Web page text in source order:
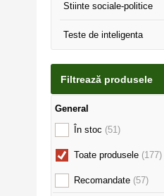
Stiinte sociale-politice
Teste de inteligenta
Filtrează produsele
General
În stoc (51)
Toate produsele (177)
Recomandate (57)